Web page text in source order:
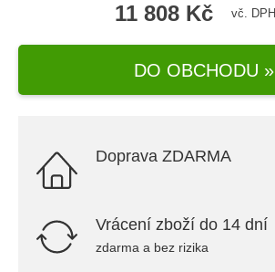
11 808 Kč vč. DPH
DO OBCHODU »
Doprava ZDARMA
Vrácení zboží do 14 dní
zdarma a bez rizika